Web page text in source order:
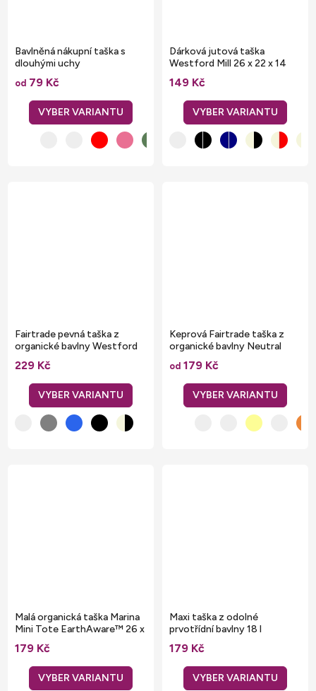
Bavlněná nákupní taška s
dlouhými uchy
od 79 Kč
Dárková jutová taška
Westford Mill 26 x 22 x 14
149 Kč
Fairtrade pevná taška z
organické bavlny Westford
229 Kč
Keprová Fairtrade taška z
organické bavlny Neutral
od 179 Kč
Malá organická taška Marina
Mini Tote EarthAware™ 26 x
21 x 10 cm
179 Kč
Maxi taška z odolné
prvotřídní bavlny 18 l
179 Kč